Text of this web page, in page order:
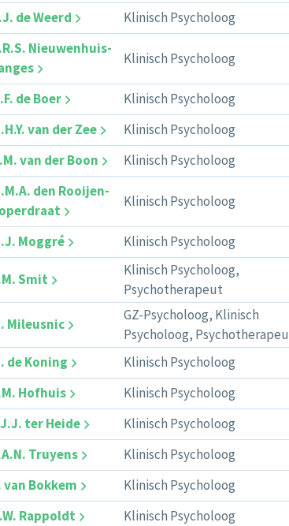
de Weerd Klinisch Psycholoog
Nieuwenhuis-
Klinisch Psycholoog
de Boer Klinisch Psycholoog
van der Zee
Klinisch Psycholoog
van der Boon
Klinisch Psycholoog
den Rooijen-
Klinisch Psycholoog
Moggré Klinisch Psycholoog
Smit
Klinisch Psycholoog,
Psychotherapeut
Mileusnic
GZ-Psycholoog, Klinisch
Psycholoog,
de Koning Klinisch Psycholoog
Hofhuis
Klinisch Psycholoog
ter Heide
Klinisch Psycholoog
Truyens
Klinisch Psycholoog
van Bokkem
Klinisch Psycholoog
Rappoldt
Klinisch Psycholoog